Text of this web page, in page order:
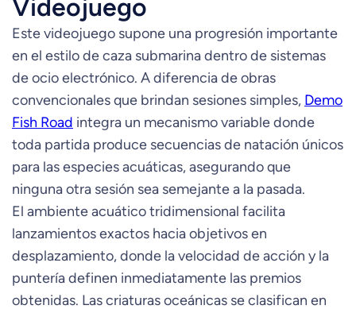
Videojuego
Este videojuego supone una progresión importante
en el estilo de caza submarina dentro de sistemas
de ocio electrónico. A diferencia de obras
convencionales que brindan sesiones simples, Demo
Fish Road integra un mecanismo variable donde
toda partida produce secuencias de natación únicos
para las especies acuáticas, asegurando que
ninguna otra sesión sea semejante a la pasada.
El ambiente acuático tridimensional facilita
lanzamientos exactos hacia objetivos en
desplazamiento, donde la velocidad de acción y la
puntería definen inmediatamente las premios
obtenidas. Las criaturas oceánicas se clasifican en